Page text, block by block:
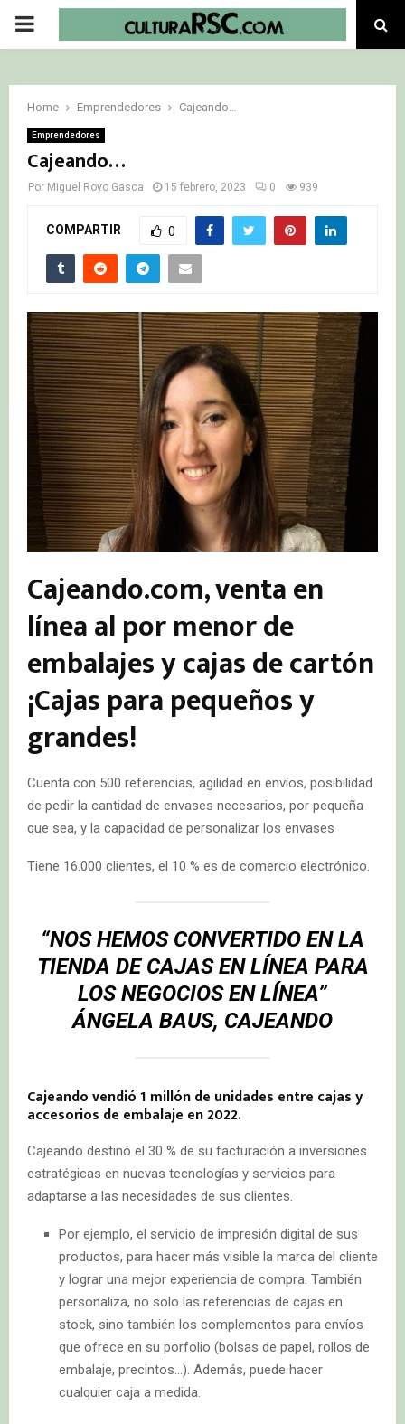
PRIMARY
Home Emprendedores Cajeando…
Emprendedores
Cajeando…
Por Miguel Royo Gasca 15 febrero, 2023 0 939
COMPARTIR 0
Cajeando.com, venta en
línea al por menor de
embalajes y cajas de cartón
¡Cajas para pequeños y
grandes!
Cuenta con 500 referencias, agilidad en envíos, posibilidad
de pedir la cantidad de envases necesarios, por pequeña
que sea, y la capacidad de personalizar los envases
Tiene 16.000 clientes, el 10 % es de comercio electrónico.
“NOS HEMOS CONVERTIDO EN LA
TIENDA DE CAJAS EN LÍNEA PARA
LOS NEGOCIOS EN LÍNEA”
ÁNGELA BAUS, CAJEANDO
Cajeando vendió 1 millón de unidades entre cajas y
accesorios de embalaje en 2022.
Cajeando destinó el 30 % de su facturación a inversiones
estratégicas en nuevas tecnologías y servicios para
adaptarse a las necesidades de sus clientes.
Por ejemplo, el servicio de impresión digital de sus
productos, para hacer más visible la marca del cliente
y lograr una mejor experiencia de compra. También
personaliza, no solo las referencias de cajas en
stock, sino también los complementos para envíos
que ofrece en su porfolio (bolsas de papel, rollos de
embalaje, precintos…). Además, puede hacer
cualquier caja a medida.